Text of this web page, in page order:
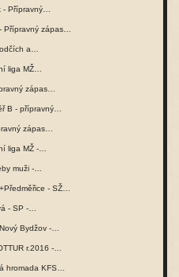
- Přípravný…
Přípravný zápas…
a…
liga MŽ…
zápas…
B - přípravný…
zápas…
liga MŽ -…
muži -…
- SŽ…
- SP -…
Bydžov -…
r.2016 -…
hromada KFS…